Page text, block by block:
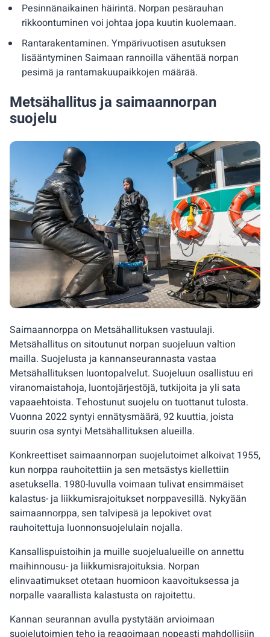
Pesinnänaikainen häirintä. Norpan pesärauhan
rikkoontuminen voi johtaa jopa kuutin kuolemaan.
Rantarakentaminen. Ympärivuotisen asutuksen
lisääntyminen Saimaan rannoilla vähentää norpan
pesimä ja rantamakuupaikkojen määrää.
Metsähallitus ja saimaannorpan
suojelu
Saimaannorppa on Metsähallituksen vastuulaji.
Metsähallitus on sitoutunut norpan suojeluun valtion
mailla. Suojelusta ja kannanseurannasta vastaa
Metsähallituksen luontopalvelut. Suojeluun osallistuu eri
viranomaistahoja, luontojärjestöjä, tutkijoita ja yli sata
vapaaehtoista. Tehostunut suojelu on tuottanut tulosta.
Vuonna 2022 syntyi ennätysmäärä, 92 kuuttia, joista
suurin osa syntyi Metsähallituksen alueilla.
Konkreettiset saimaannorpan suojelutoimet alkoivat 1955,
kun norppa rauhoitettiin ja sen metsästys kiellettiin
asetuksella. 1980-luvulla voimaan tulivat ensimmäiset
kalastus- ja liikkumisrajoitukset norppavesillä. Nykyään
saimaannorppa, sen talvipesä ja lepokivet ovat
rauhoitettuja luonnonsuojelulain nojalla.
Kansallispuistoihin ja muille suojelualueille on annettu
maihinnousu- ja liikkumisrajoituksia. Norpan
elinvaatimukset otetaan huomioon kaavoituksessa ja
norpalle vaarallista kalastusta on rajoitettu.
Kannan seurannan avulla pystytään arvioimaan
suojelutoimien teho ja reagoimaan nopeasti mahdollisiin